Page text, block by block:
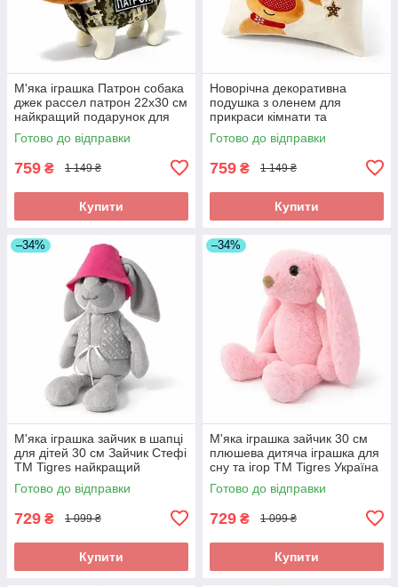
М'яка іграшка Патрон собака
джек рассел патрон 22х30 см
найкращий подарунок для
дітей і дорослих
Готово до відправки
759 ₴ 1 149 ₴
Купити
Новорічна декоративна
подушка з оленем для
прикраси кімнати та
подарунка дитині 30х30 см
Tigres
Готово до відправки
759 ₴ 1 149 ₴
Купити
–34%
М'яка іграшка зайчик в шапці
для дітей 30 см Зайчик Стефі
ТМ Tigres найкращий
подарунок дитині Україна
Готово до відправки
729 ₴ 1 099 ₴
Купити
–34%
М'яка іграшка зайчик 30 см
плюшева дитяча іграшка для
сну та ігор ТМ Tigres Україна
Готово до відправки
729 ₴ 1 099 ₴
Купити